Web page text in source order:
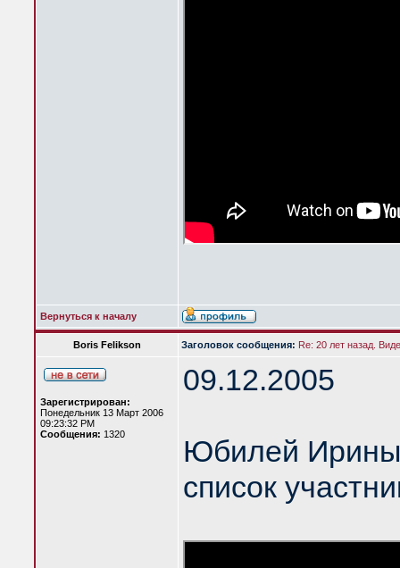
Вернуться к началу
Boris Felikson Заголовок сообщения: Re: 20 лет назад.
Зарегистрирован:
Понедельник 13 Март 2006
09:23:32 PM
Сообщения: 1320
09.12.2005
Юбилей
список